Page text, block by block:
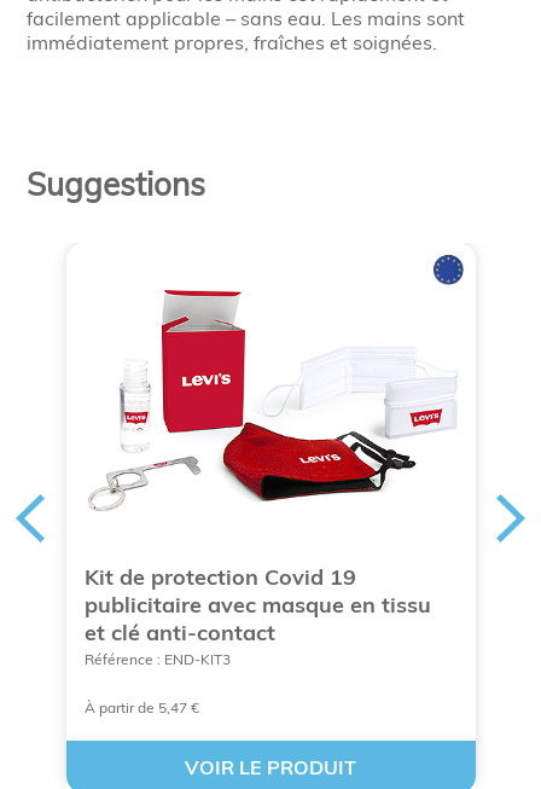
facilement applicable – sans eau. Les mains sont
immédiatement propres, fraîches et soignées.
Suggestions
Kit de protection Covid 19
publicitaire avec masque en tissu
et clé anti-contact
Référence : END-KIT3
À partir de 5,47 €
VOIR LE PRODUIT